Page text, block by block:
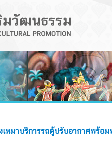
เหมาบริการรถตู้ปรับอากาศพร้